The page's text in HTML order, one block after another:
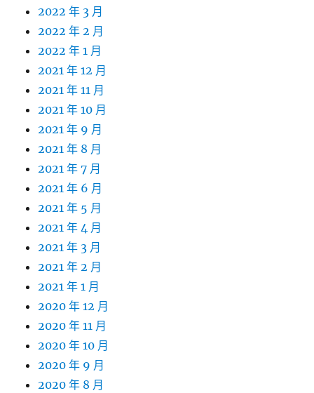
2022 年 3 月
2022 年 2 月
2022 年 1 月
2021 年 12 月
2021 年 11 月
2021 年 10 月
2021 年 9 月
2021 年 8 月
2021 年 7 月
2021 年 6 月
2021 年 5 月
2021 年 4 月
2021 年 3 月
2021 年 2 月
2021 年 1 月
2020 年 12 月
2020 年 11 月
2020 年 10 月
2020 年 9 月
2020 年 8 月